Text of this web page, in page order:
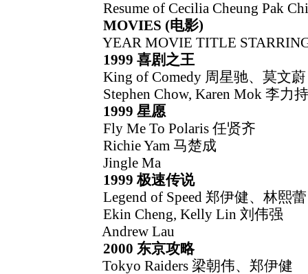
Resume of Cecilia Cheung Pak Chi
MOVIES (电影)
YEAR MOVIE TITLE STARRING
1999 喜剧之王
King of Comedy 周星驰、莫文蔚
Stephen Chow, Karen Mok 李力持
1999 星愿
Fly Me To Polaris 任贤齐
Richie Yam 马楚成
Jingle Ma
1999 极速传说
Legend of Speed 郑伊健、林熙蕾
Ekin Cheng, Kelly Lin 刘伟强
Andrew Lau
2000 东京攻略
Tokyo Raiders 梁朝伟、郑伊健